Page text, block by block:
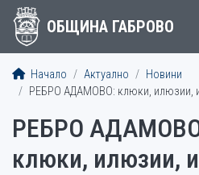
ОБЩИНА ГАБРОВО
Начало Актуално
Новини
РЕБРО АДАМОВО: клюки, илюзии,
РЕБРО
клюки, илюзии,